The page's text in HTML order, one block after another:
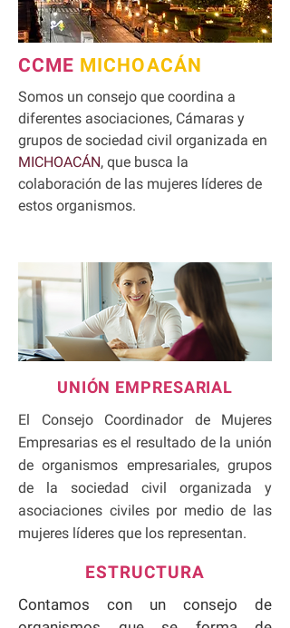
CCME MICHOACÁN
Somos un consejo que coordina a
diferentes asociaciones, Cámaras y
grupos de sociedad civil organizada en
MICHOACÁN, que busca la
colaboración de las mujeres líderes de
estos organismos.
UNIÓN EMPRESARIAL
El Consejo Coordinador de Mujeres
Empresarias es el resultado de la unión
de organismos empresariales, grupos
de la sociedad civil organizada y
asociaciones civiles por medio de las
mujeres líderes que los representan.
ESTRUCTURA
Contamos con un consejo de